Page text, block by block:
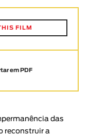
FILM
em PDF
das
reconstruir a